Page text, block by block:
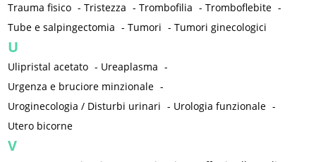
Trauma fisico -Tristezza -Trombofilia -Tromboflebite -
Tube e salpingectomia -Tumori -Tumori ginecologici
U
Ulipristal acetato - Ureaplasma -
Urgenza e bruciore minzionale -
Uroginecologia / Disturbi urinari - Urologia funzionale -
Utero bicorne
V